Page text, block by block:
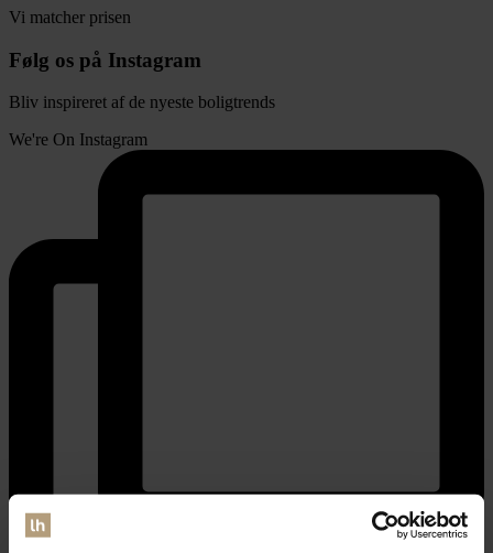
Vi matcher prisen
Følg os på Instagram
Bliv inspireret af de nyeste boligtrends
We're On Instagram